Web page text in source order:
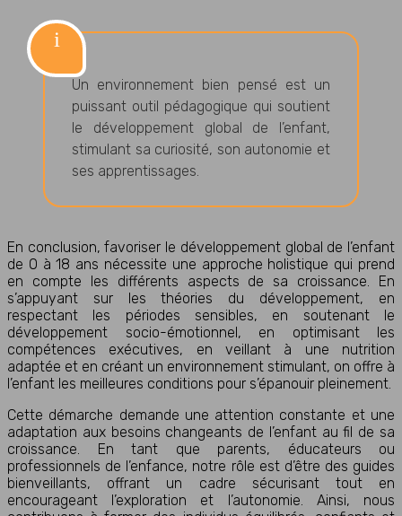
Un environnement bien pensé est un
puissant outil pédagogique qui soutient
le développement global de l’enfant,
stimulant sa curiosité, son autonomie et
ses apprentissages.
En conclusion, favoriser le développement global de l’enfant
de 0 à 18 ans nécessite une approche holistique qui prend
en compte les différents aspects de sa croissance. En
s’appuyant sur les théories du développement, en
respectant les périodes sensibles, en soutenant le
développement socio-émotionnel, en optimisant les
compétences exécutives, en veillant à une nutrition
adaptée et en créant un environnement stimulant, on offre à
l’enfant les meilleures conditions pour s’épanouir pleinement.
Cette démarche demande une attention constante et une
adaptation aux besoins changeants de l’enfant au fil de sa
croissance. En tant que parents, éducateurs ou
professionnels de l’enfance, notre rôle est d’être des guides
bienveillants, offrant un cadre sécurisant tout en
encourageant l’exploration et l’autonomie. Ainsi, nous